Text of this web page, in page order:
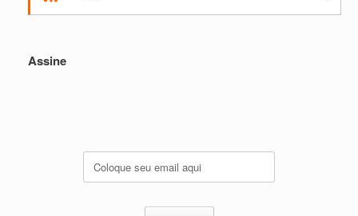
Assine